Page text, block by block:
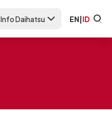
Info Daihatsu EN|ID